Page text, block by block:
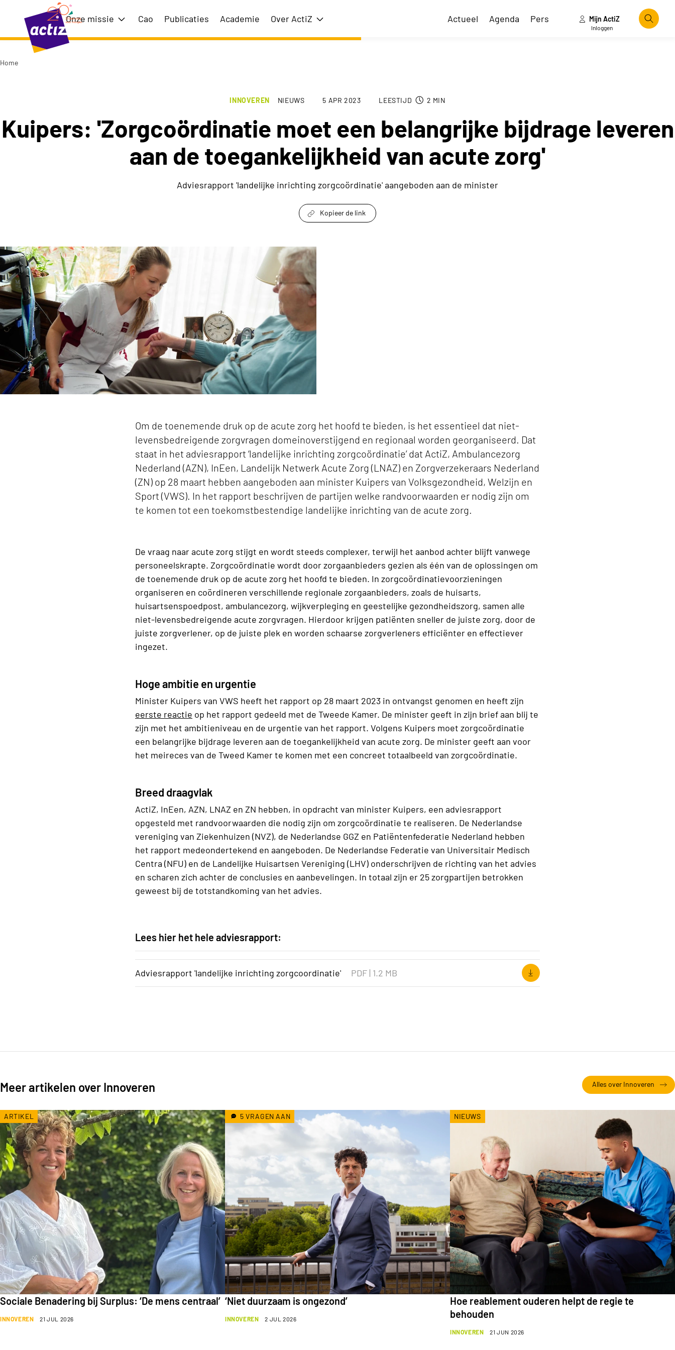
Naar hoofdinhoud
Naar menu Onze missie Toon submenu voor Onze missie
Cao Publicaties Academie Over ActiZ Toon submenu voor Over ActiZ Actueel Agenda Pers Mijn ActiZ
Inloggen
Home
INNOVEREN NIEUWS 5 APR 2023 LEESTIJD 2 MIN
Kuipers: 'Zorgcoördinatie moet een belangrijke bijdrage leveren
aan de toegankelijkheid van acute zorg'
Adviesrapport 'landelijke inrichting zorgcoördinatie' aangeboden aan de minister
Kopieer de link
Kuipers: 'Zorgcoördinatie moet een belangrijke bijdrage leveren aan de toegankelijkheid van acute zorg' keyvisual
Om de toenemende druk op de acute zorg het hoofd te bieden, is het essentieel dat niet-
levensbedreigende zorgvragen domeinoverstijgend en regionaal worden georganiseerd. Dat
staat in het adviesrapport ‘landelijke inrichting zorgcoördinatie’ dat ActiZ, Ambulancezorg
Nederland (AZN), InEen, Landelijk Netwerk Acute Zorg (LNAZ) en Zorgverzekeraars Nederland
(ZN) op 28 maart hebben aangeboden aan minister Kuipers van Volksgezondheid, Welzijn en
Sport (VWS). In het rapport beschrijven de partijen welke randvoorwaarden er nodig zijn om
te komen tot een toekomstbestendige landelijke inrichting van de acute zorg.
De vraag naar acute zorg stijgt en wordt steeds complexer, terwijl het aanbod achter blijft vanwege
personeelskrapte. Zorgcoördinatie wordt door zorgaanbieders gezien als één van de oplossingen om
de toenemende druk op de acute zorg het hoofd te bieden. In zorgcoördinatievoorzieningen
organiseren en coördineren verschillende regionale zorgaanbieders, zoals de huisarts,
huisartsenspoedpost, ambulancezorg, wijkverpleging en geestelijke gezondheidszorg, samen alle
niet-levensbedreigende acute zorgvragen. Hierdoor krijgen patiënten sneller de juiste zorg, door de
juiste zorgverlener, op de juiste plek en worden schaarse zorgverleners efficiënter en effectiever
ingezet.
Hoge ambitie en urgentie
Minister Kuipers van VWS heeft het rapport op 28 maart 2023 in ontvangst genomen en heeft zijn
eerste reactie op het rapport gedeeld met de Tweede Kamer. De minister geeft in zijn brief aan blij te
zijn met het ambitieniveau en de urgentie van het rapport. Volgens Kuipers moet zorgcoördinatie
een belangrijke bijdrage leveren aan de toegankelijkheid van acute zorg. De minister geeft aan voor
het meireces van de Tweed Kamer te komen met een concreet totaalbeeld van zorgcoördinatie.
Breed draagvlak
ActiZ, InEen, AZN, LNAZ en ZN hebben, in opdracht van minister Kuipers, een adviesrapport
opgesteld met randvoorwaarden die nodig zijn om zorgcoördinatie te realiseren. De Nederlandse
vereniging van Ziekenhuizen (NVZ), de Nederlandse GGZ en Patiëntenfederatie Nederland hebben
het rapport medeondertekend en aangeboden. De Nederlandse Federatie van Universitair Medisch
Centra (NFU) en de Landelijke Huisartsen Vereniging (LHV) onderschrijven de richting van het advies
en scharen zich achter de conclusies en aanbevelingen. In totaal zijn er 25 zorgpartijen betrokken
geweest bij de totstandkoming van het advies.
Lees hier het hele adviesrapport:
Adviesrapport 'landelijke inrichting zorgcoordinatie' PDF | 1.2 MB
Meer artikelen over Innoveren Alles over Innoveren
INNOVEREN 21 JUL 2026
Sociale Benadering bij Surplus: ‘De mens centraal’
ARTIKEL
INNOVEREN 2 JUL 2026
‘Niet duurzaam is ongezond’
5 VRAGEN AAN
INNOVEREN 21 JUN 2026
Hoe reablement ouderen helpt de regie te
behouden
NIEUWS